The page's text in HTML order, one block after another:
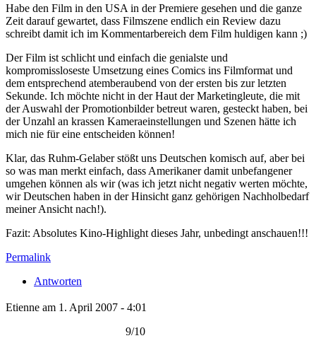
Habe den Film in den USA in der Premiere gesehen und die ganze
Zeit darauf gewartet, dass Filmszene endlich ein Review dazu
schreibt damit ich im Kommentarbereich dem Film huldigen kann ;)
Der Film ist schlicht und einfach die genialste und
kompromissloseste Umsetzung eines Comics ins Filmformat und
dem entsprechend atemberaubend von der ersten bis zur letzten
Sekunde. Ich möchte nicht in der Haut der Marketingleute, die mit
der Auswahl der Promotionbilder betreut waren, gesteckt haben, bei
der Unzahl an krassen Kameraeinstellungen und Szenen hätte ich
mich nie für eine entscheiden können!
Klar, das Ruhm-Gelaber stößt uns Deutschen komisch auf, aber bei
so was man merkt einfach, dass Amerikaner damit unbefangener
umgehen können als wir (was ich jetzt nicht negativ werten möchte,
wir Deutschen haben in der Hinsicht ganz gehörigen Nachholbedarf
meiner Ansicht nach!).
Fazit: Absolutes Kino-Highlight dieses Jahr, unbedingt anschauen!!!
Permalink
Antworten
Etienne am 1. April 2007 - 4:01
9/10